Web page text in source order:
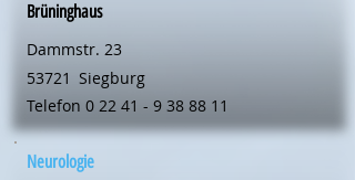
Brüninghaus
Dammstr. 23
53721 Siegburg
Telefon 0 22 41 - 9 38 88 11
Neurologie